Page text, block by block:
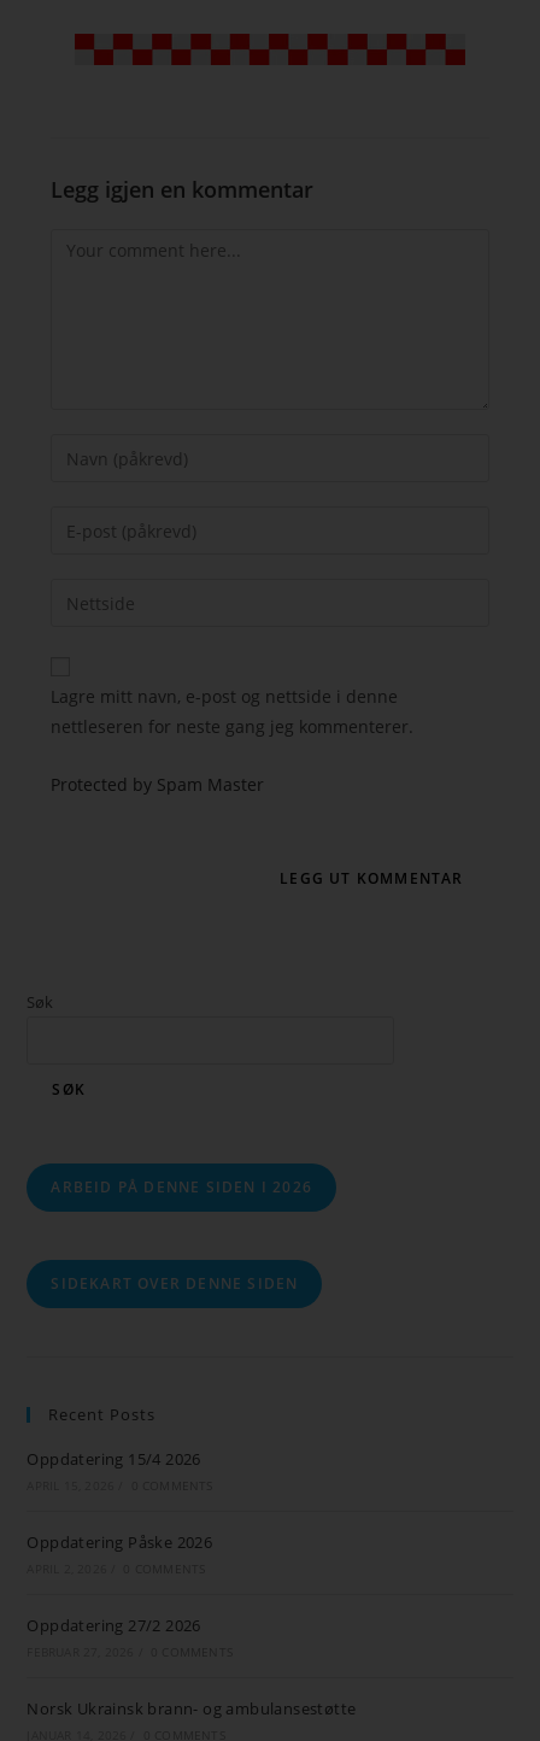
Legg igjen en kommentar
Lagre mitt navn, e-post og nettside i denne
nettleseren for neste gang jeg kommenterer.
Protected by Spam Master
Søk
SØK
ARBEID PÅ DENNE SIDEN I 2026
SIDEKART OVER DENNE SIDEN
Recent Posts
Oppdatering 15/4 2026
Oppdatering Påske 2026
Oppdatering 27/2 2026
Norsk Ukrainsk brann- og ambulansestøtte